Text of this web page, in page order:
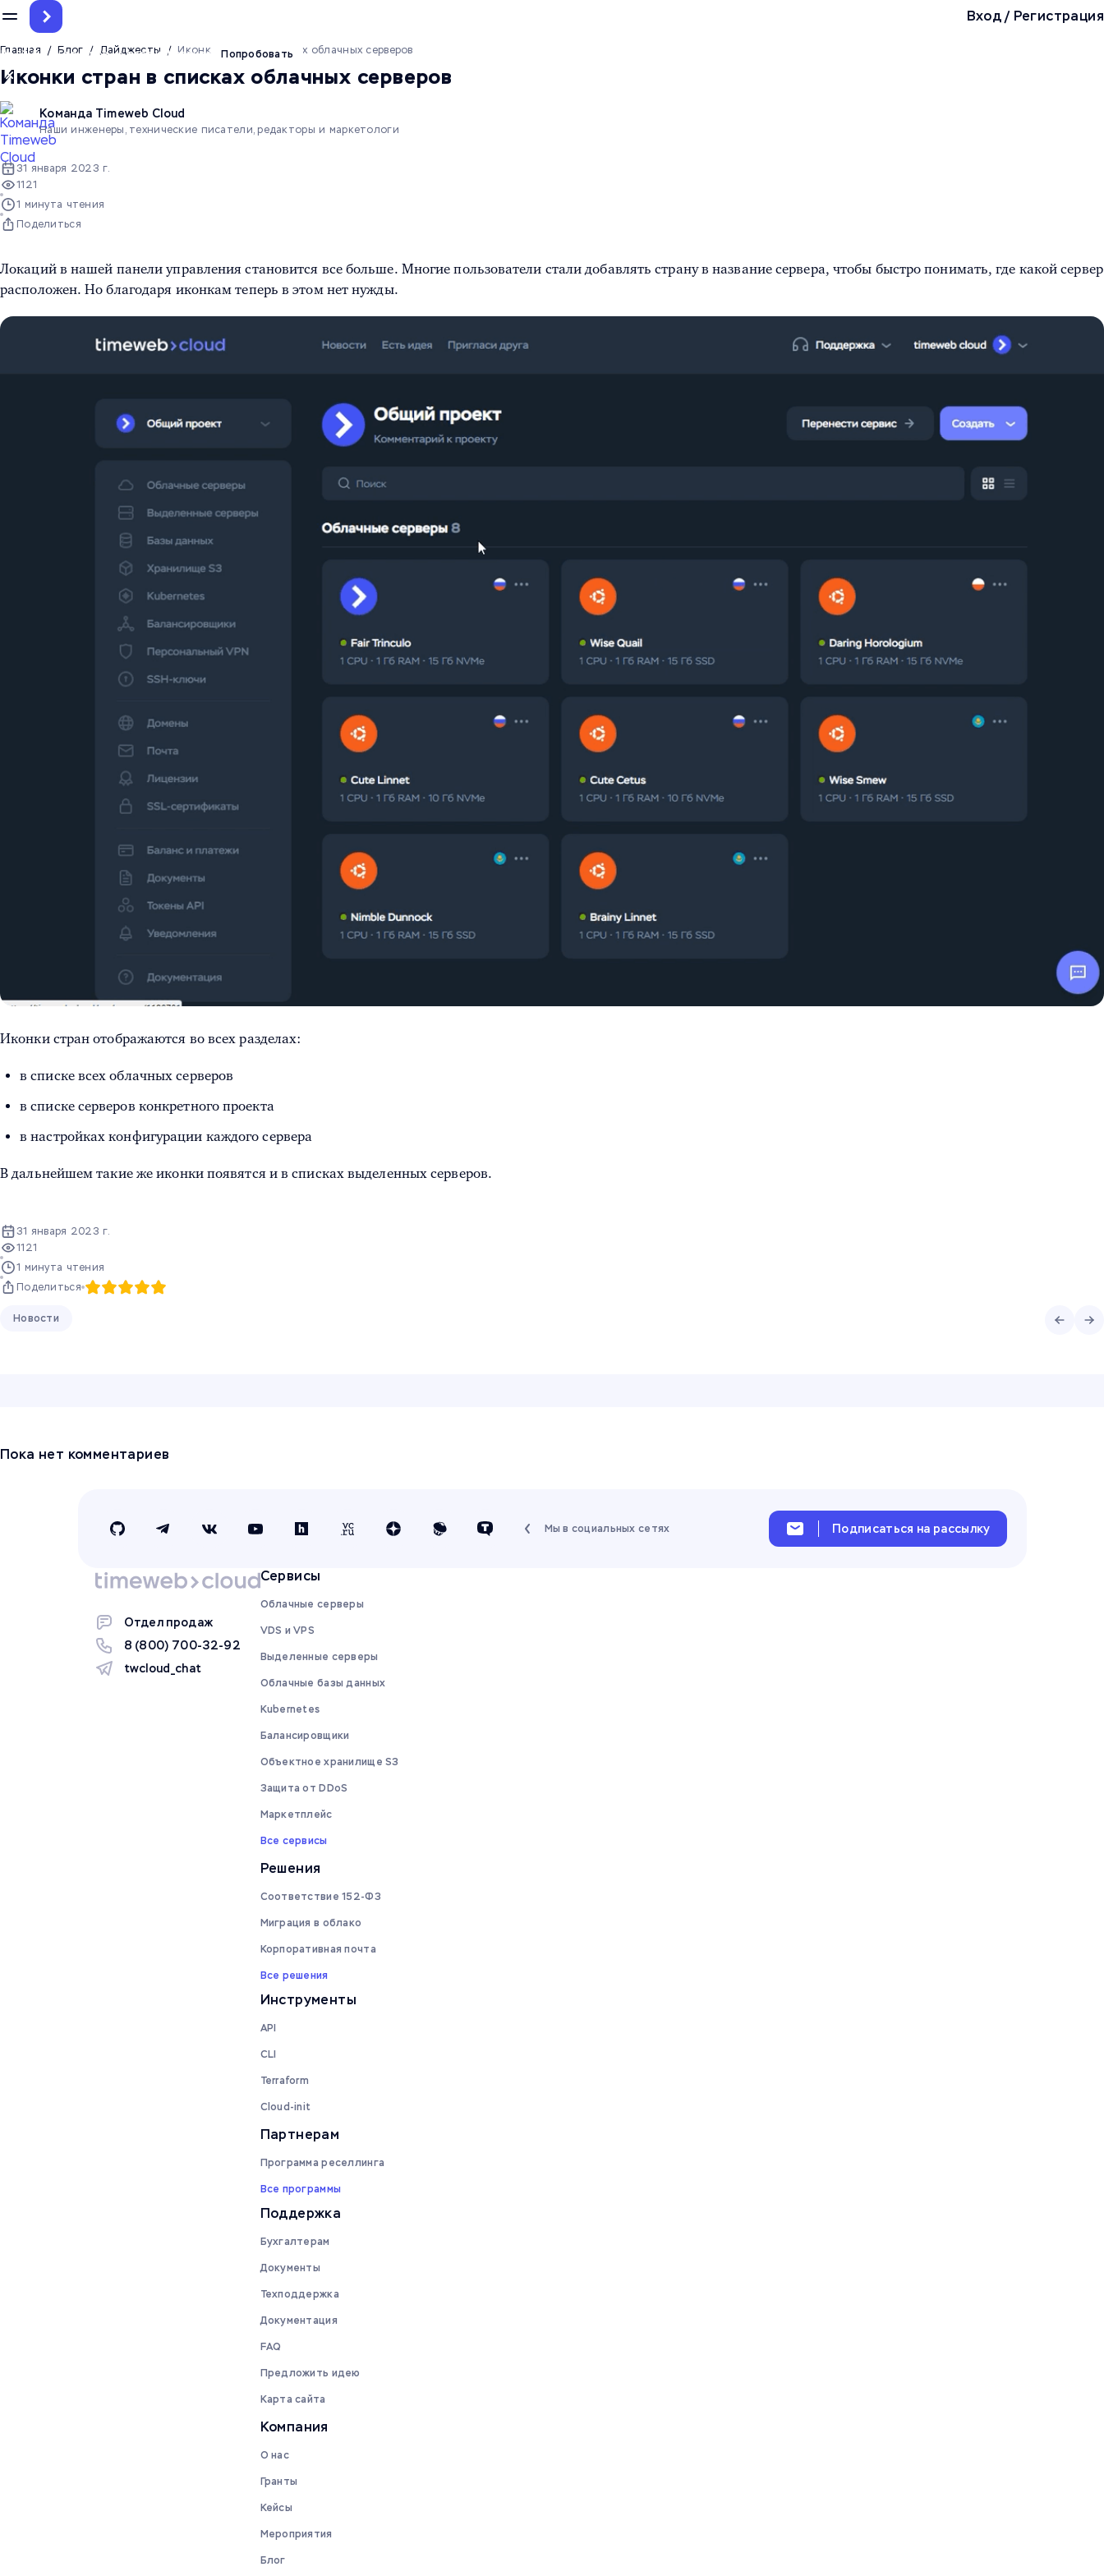
До 12.5 млн токенов на тест ИИ-агента Попробовать
Вход/ Регистрация
Главная / Блог / Дайджесты / Иконки стран в списках облачных серверов
Иконки стран в списках облачных серверов
Команда Timeweb Cloud
Наши инженеры, технические писатели, редакторы и маркетологи
31 января 2023 г.
1121
1 минута чтения
Поделиться
Локаций в нашей панели управления становится все больше. Многие пользователи стали добавлять страну в название сервера, чтобы быстро понимать, где какой сервер
расположен. Но благодаря иконкам теперь в этом нет нужды.
Иконки стран отображаются во всех разделах:
в списке всех облачных серверов
в списке серверов конкретного проекта
в настройках конфигурации каждого сервера
В дальнейшем такие же иконки появятся и в списках выделенных серверов.
31 января 2023 г.
1121
1 минута чтения
Поделиться
Новости
Пока нет комментариев
Мы в социальных сетях Подписаться на рассылку
Отдел продаж
8 (800) 700-32-92
twcloud_chat
Сервисы
Облачные серверы
VDS и VPS
Выделенные серверы
Облачные базы данных
Kubernetes
Балансировщики
Объектное хранилище S3
Защита от DDoS
Маркетплейс
Все сервисы
Решения
Соответствие 152-ФЗ
Миграция в облако
Корпоративная почта
Все решения
Инструменты
API
CLI
Terraform
Cloud-init
Партнерам
Программа реселлинга
Все программы
Поддержка
Бухгалтерам
Документы
Техподдержка
Документация
FAQ
Предложить идею
Карта сайта
Компания
О нас
Гранты
Кейсы
Мероприятия
Блог